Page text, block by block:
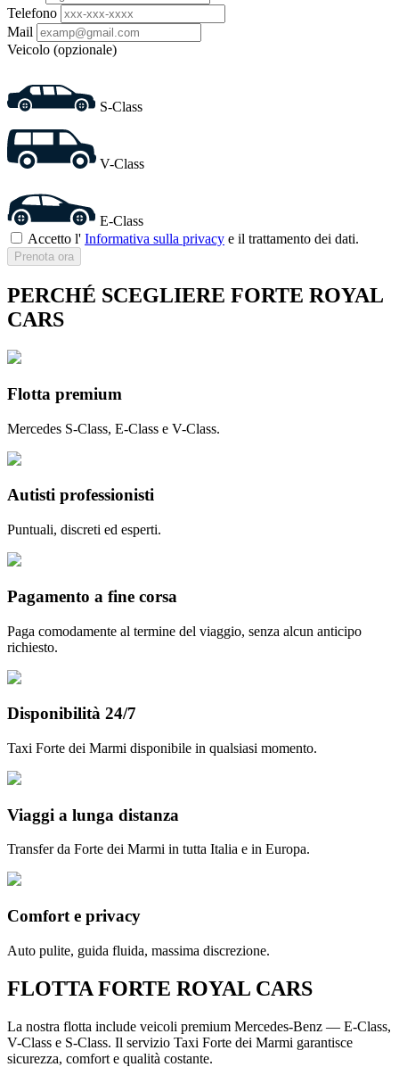
Telefono
Mail
Veicolo (opzionale)
S-Class
V-Class
E-Class
Accetto l' Informativa sulla privacy e il trattamento dei dati.
Prenota ora
PERCHÉ SCEGLIERE FORTE ROYAL
CARS
Flotta premium
Mercedes S-Class, E-Class e V-Class.
Autisti professionisti
Puntuali, discreti ed esperti.
Pagamento a fine corsa
Paga comodamente al termine del viaggio, senza alcun anticipo
richiesto.
Disponibilità 24/7
Taxi Forte dei Marmi disponibile in qualsiasi momento.
Viaggi a lunga distanza
Transfer da Forte dei Marmi in tutta Italia e in Europa.
Comfort e privacy
Auto pulite, guida fluida, massima discrezione.
FLOTTA FORTE ROYAL CARS
La nostra flotta include veicoli premium Mercedes-Benz — E-Class,
V-Class e S-Class. Il servizio Taxi Forte dei Marmi garantisce
sicurezza, comfort e qualità costante.